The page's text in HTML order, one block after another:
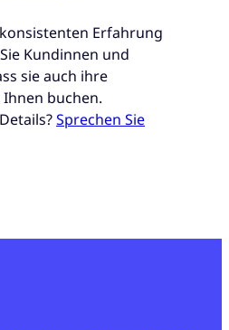
Erfahrung
Kundinnen und
sie auch ihre
buchen.
Sprechen Sie